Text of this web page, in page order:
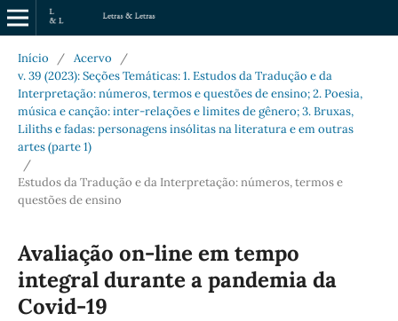
Início / Acervo
/
v. 39 (2023): Seções Temáticas: 1. Estudos da Tradução e da
Interpretação: números, termos e questões de ensino; 2. Poesia,
música e canção: inter-relações e limites de gênero; 3. Bruxas,
Liliths e fadas: personagens insólitas na literatura e em outras
artes (parte 1)
/
Estudos da Tradução e da Interpretação: números, termos e
questões de ensino
Avaliação on-line em tempo
integral durante a pandemia da
Covid-19